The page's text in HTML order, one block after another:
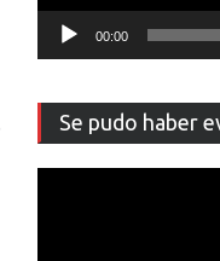
00:00
Se pudo haber